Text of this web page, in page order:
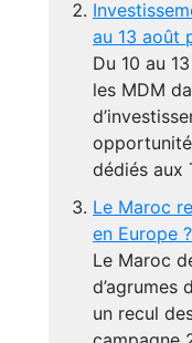
au 13 août
Du 10 au
les MDM
dédiés aux
Le Maroc
en Europe ?
Le Maroc
d’agrumes
un recul